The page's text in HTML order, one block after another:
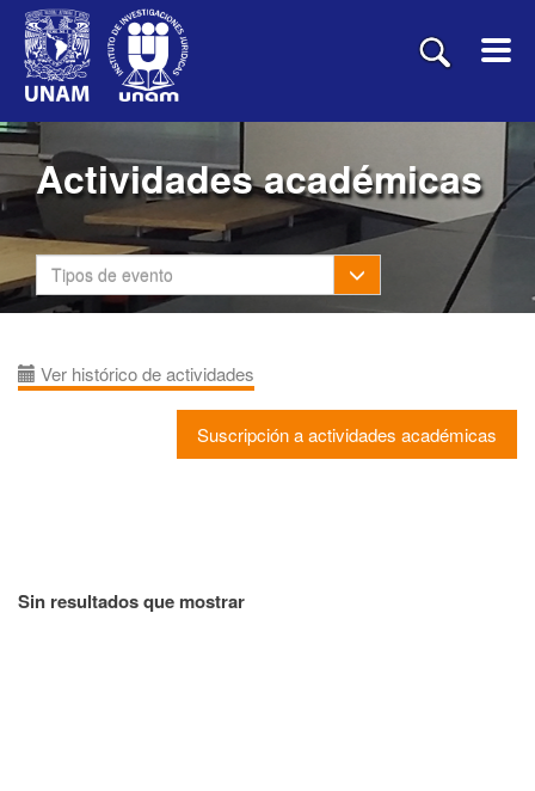
Actividades académicas
Tipos de evento Toggle Dropdown
Ver histórico de actividades
Suscripción a actividades académicas
Sin resultados que mostrar